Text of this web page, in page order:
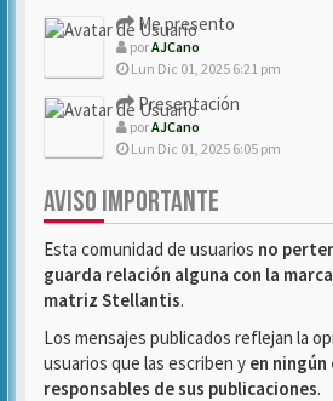
Me presento
porAJCano
Lun Dic 01, 2025 6:21 pm
Presentación
porAJCano
Lun Dic 01, 2025 6:05 pm
AVISO IMPORTANTE
Esta comunidad de usuarios no
guarda relación alguna con la
matriz Stellantis.
Los mensajes publicados reflejan la
usuarios que las escriben y en ningún
responsables de sus publicaciones.